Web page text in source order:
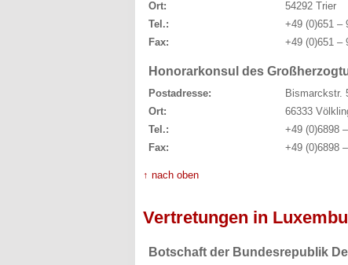
Ort:
54292 Trier
Tel.:
+49 (0)651 –
Fax:
+49 (0)651 –
Honorarkonsul des
Postadresse:
Bismarckstr.
Ort:
66333
Tel.:
+49 (0)6898
Fax:
+49 (0)6898
↑ nach oben
Vertretungen in
Botschaft der Bundesrepublik